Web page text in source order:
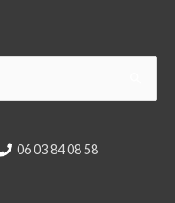
06 03 84 08 58